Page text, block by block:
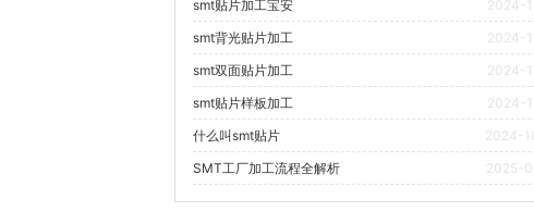
smt贴片加工宝安
2024-
smt背光贴片加工
2024-
smt双面贴片加工
2024-
smt贴片样板加工
2024-
什么叫smt贴片
2024-
SMT工厂加工流程全解析
2025-